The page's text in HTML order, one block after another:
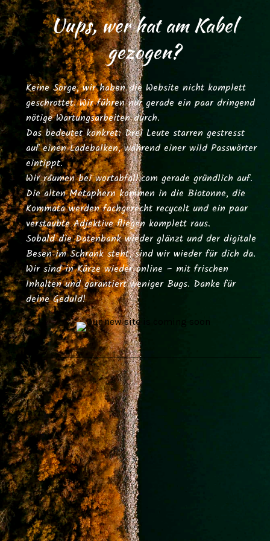
Uups, wer hat am Kabel
gezogen?
Keine Sorge, wir haben die Website nicht komplett
geschrottet. Wir führen nur gerade ein paar dringend
nötige Wartungsarbeiten durch.
Das bedeutet konkret: Drei Leute starren gestresst
auf einen Ladebalken, während einer wild Passwörter
eintippt.
Wir räumen beiwortabfall.com gerade gründlich auf.
Die alten Metaphern kommen in die Biotonne, die
Kommata werden fachgerecht recycelt und ein paar
verstaubte Adjektive fliegen komplett raus.
Sobald die Datenbank wieder glänzt und der digitale
Besen im Schrank steht, sind wir wieder für dich da.
Wir sind in Kürze wieder online – mit frischen
Inhalten und garantiert weniger Bugs. Danke für
deine Geduld!